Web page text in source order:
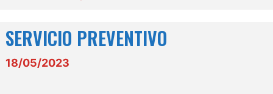
SERVICIO PREVENTIVO
18/05/2023